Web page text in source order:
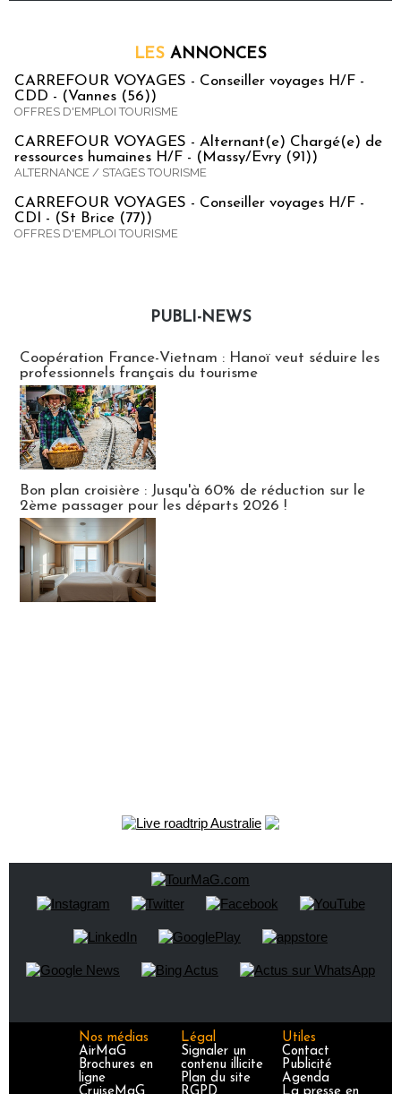
LES ANNONCES
CARREFOUR VOYAGES - Conseiller voyages H/F -
CDD - (Vannes (56))
OFFRES D'EMPLOI TOURISME
CARREFOUR VOYAGES - Alternant(e) Chargé(e) de
ressources humaines H/F - (Massy/Evry (91))
ALTERNANCE / STAGES TOURISME
CARREFOUR VOYAGES - Conseiller voyages H/F -
CDI - (St Brice (77))
OFFRES D'EMPLOI TOURISME
PUBLI-NEWS
Coopération France-Vietnam : Hanoï veut séduire les
professionnels français du tourisme
Bon plan croisière : Jusqu'à 60% de réduction sur le
2ème passager pour les départs 2026 !
Nos médias
AirMaG
Brochures en
ligne
Légal
Signaler un
contenu illicite
Plan du site
Utiles
Contact
Publicité
Agenda